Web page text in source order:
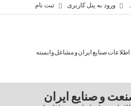
ورود به پنل کاربری ثبت نام
و صنایع ایران